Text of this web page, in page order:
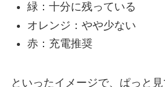
緑：十分に残っている
オレンジ：やや少ない
赤：充電推奨
といったイメージで、ぱっと